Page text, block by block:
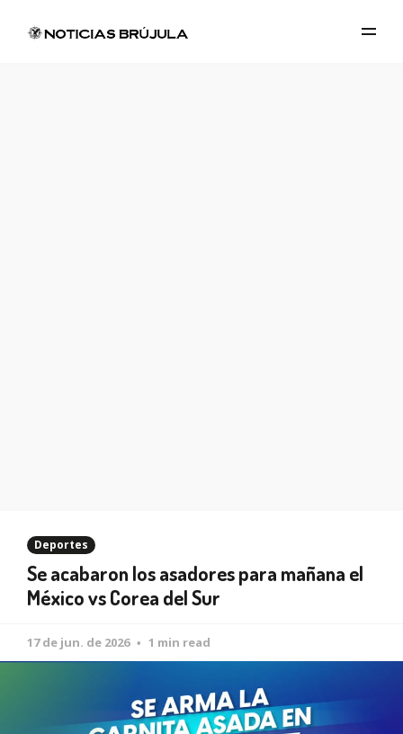
Deportes
Se acabaron los asadores para mañana el
México vs Corea del Sur
17 de jun. de 2026 1 min read